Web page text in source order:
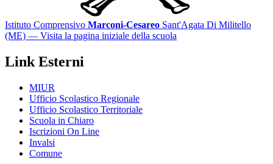
Istituto Comprensivo Marconi-Cesareo Sant'Agata Di Militello
(ME) — Visita la pagina iniziale della scuola
Link Esterni
MIUR
Ufficio Scolastico Regionale
Ufficio Scolastico Territoriale
Scuola in Chiaro
Iscrizioni On Line
Invalsi
Comune